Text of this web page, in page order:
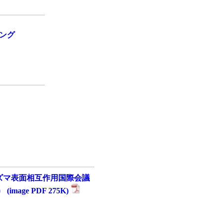
グ
表面相互作用国際会議
(image PDF 275K)